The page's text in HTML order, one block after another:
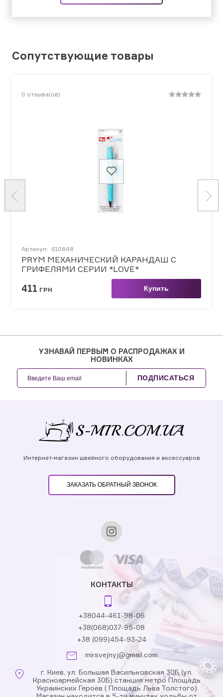
Сопутствующие товары
0 отзыва(ов)
Артикул: 610848
PRYM МЕХАНИЧЕСКИЙ КАРАНДАШ С
ГРИФЕЛЯМИ СЕРИИ *LOVE*
411 ГРН Купить
УЗНАВАЙ ПЕРВЫМ О РАСПРОДАЖАХ И
НОВИНКАХ
ПОДПИСАТЬСЯ
Интернет-магазин швейного оборудования и аксессуаров
ЗАКАЗАТЬ ОБРАТНЫЙ ЗВОНОК
КОНТАКТЫ
+38044-461-98-06
+38(068)037-95-08
+38 (099)454-93-24
mirsvejnyj@gmail.com
г. Киев, ул. Большая Васильковская 30Б (ул.
Красноармейская 30Б) станция метро Площадь
Украинских Героев ( Площадь Льва Толстого)